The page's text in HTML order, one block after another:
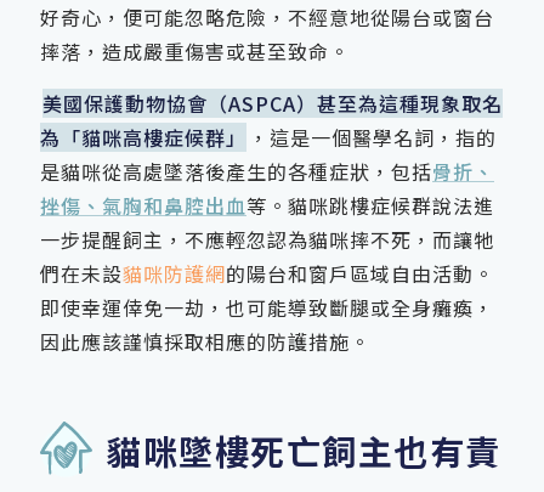
好奇心，便可能忽略危險，不經意地從陽台或窗台
摔落，造成嚴重傷害或甚至致命。
美國保護動物協會（ASPCA）甚至為這種現象取名
為「貓咪高樓症候群」
，這是一個醫學名詞，指的
是貓咪從高處墜落後產生的各種症狀，包括骨折、
挫傷、氣胸和鼻腔出血等。貓咪跳樓症候群說法進
一步提醒飼主，不應輕忽認為貓咪摔不死，而讓牠
們在未設貓咪防護網的陽台和窗戶區域自由活動。
即使幸運倖免一劫，也可能導致斷腿或全身癱瘓，
因此應該謹慎採取相應的防護措施。
貓咪墜樓死亡飼主也有責